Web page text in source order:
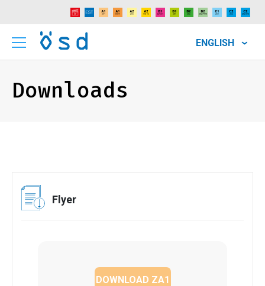
ENGLISH
Downloads
Flyer
DOWNLOAD ZA1